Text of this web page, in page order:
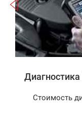
Стоимость